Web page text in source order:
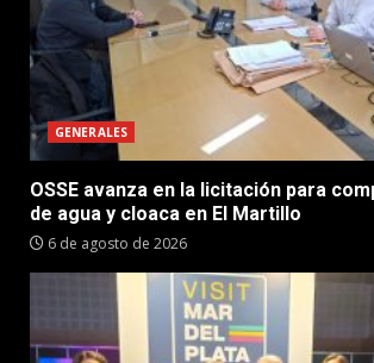
GENERALES
OSSE avanza en la licitación para
de agua y cloaca en El Martillo
6 de agosto de 2026